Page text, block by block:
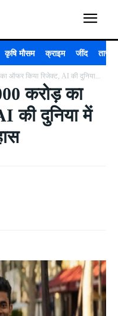
कृषि मौसम क्राइम जींद ताजा
ऑफर किया रिजेक्ट, AI की दुनिया...
करोड़ का
की दुनिया में